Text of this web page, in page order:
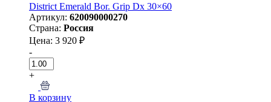
District Emerald Bor. Grip Dx 30×60
Артикул: 620090000270
Страна: Россия
Цена: 3 920 ₽
-
+
В корзину